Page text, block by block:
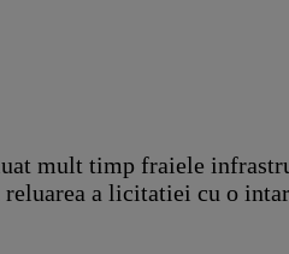
mult timp fraiele
a licitatiei cu o